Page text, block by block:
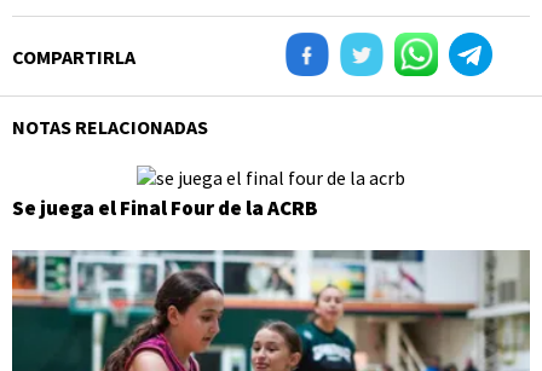
COMPARTIRLA
NOTAS RELACIONADAS
Se juega el Final Four de la ACRB